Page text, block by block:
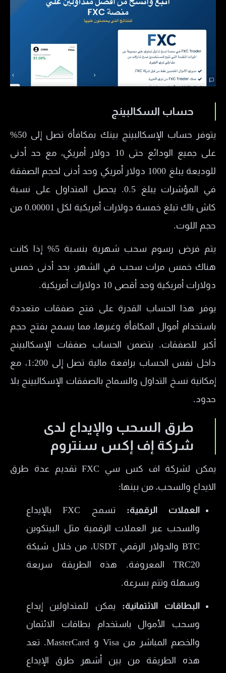
حساب السكالبينج
يتوفر حساب الإسكالبينج بينك بمكافأة تصل إلى 50%
على جميع الودائع حتى 10 دولار أمريكي، مع حد أدنى
للوديعة يبلغ 1000 دولار أمريكي وحد أدنى لحجم الصفقة
في المؤشرات يبلغ 0.5. يحصل المتداول على نسبة
كاش باك تبلغ خمسة دولارات أمريكية لكل 0.00001 من
حجم اللوت.
يتم فرض رسوم سحب شهرية بنسبة 5% إذا كانت
هناك خمس مرات سحب في الشهر، بحد أدنى خمس
دولارات أمريكية وحد أقصى 10 دولارات أمريكية.
يوفر هذا الحساب القدرة على فتح صفقات متعددة
باستخدام أموال المكافأة وغيرها، مما يسمح بفتح حجم
أكبر للصفقات. يتضمن الحساب صفقات الإسكالبينج
داخل نفس الحساب برافعة مالية تصل إلى 1:200، مع
إمكانية نسخ التداول والسماح بالصفقات الإسكالبينج بلا
حدود.
طرق السحب والإيداع لدى
شركة إف إكس سنتروم
يمكن لشركة اف كس سي FXC تقديم عدة طرق
الايداع والسحب، من بينها:
العملات الرقمية:
تسمح FXC بالإيداع
والسحب عبر العملات الرقمية مثل البيتكوين
BTC والدولار الرقمي USDT، من خلال شبكة
TRC20 المعروفة. هذه الطريقة سريعة
وسهلة وتتم بسرعة.
البطاقات الائتمانية: يمكن للمتداولين إيداع
وسحب الأموال باستخدام بطاقات الائتمان
والخصم المباشر من Visa و MasterCard. تعد
هذه الطريقة من بين أشهر طرق الإيداع